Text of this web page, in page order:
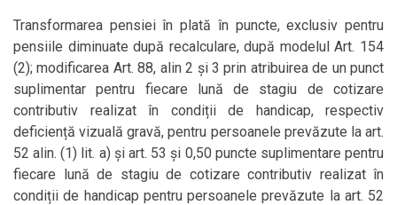
Transformarea pensiei în plată în puncte, exclusiv pentru
pensiile diminuate după recalculare, după modelul Art. 154
(2); modificarea Art. 88, alin 2 și 3 prin atribuirea de un punct
suplimentar pentru fiecare lună de stagiu de cotizare
contributiv realizat în condiții de handicap, respectiv
deficiență vizuală gravă, pentru persoanele prevăzute la art.
52 alin. (1) lit. a) și art. 53 și 0,50 puncte suplimentare pentru
fiecare lună de stagiu de cotizare contributiv realizat în
condiții de handicap pentru persoanele prevăzute la art. 52